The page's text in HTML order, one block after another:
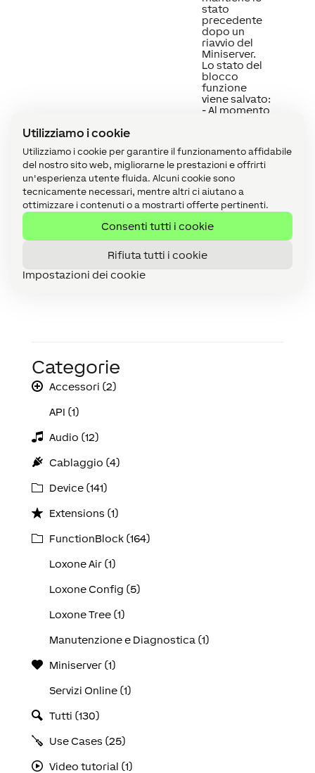
Utilizziamo i cookie
Utilizziamo i cookie per garantire il funzionamento affidabile
del nostro sito web, migliorarne le prestazioni e offrirti
un'esperienza utente fluida. Alcuni cookie sono
tecnicamente necessari, mentre altri ci aiutano a
ottimizzare i contenuti o a mostrarti offerte pertinenti.
Consenti tutti i cookie
Rifiuta tutti i cookie
Impostazioni dei cookie
stato
precedente
dopo un
riavvio del
Miniserver.
Lo stato del
blocco
funzione
viene salvato:
- Al momento
- Ad un riavvio
programmato
- Prima di un
backup
- Una volta
all'ora
I dati vengono
salvati sulla
Categorie
Accessori (2)
API (1)
Audio (12)
Cablaggio (4)
Device (141)
Extensions (1)
FunctionBlock (164)
Loxone Air (1)
Loxone Config (5)
Loxone Tree (1)
Manutenzione e Diagnostica (1)
Miniserver (1)
Servizi Online (1)
Tutti (130)
Use Cases (25)
Video tutorial (1)